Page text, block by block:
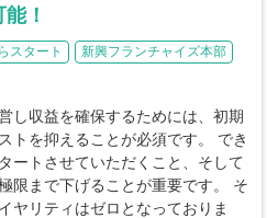
！
スタート
新興フランチャイズ本部
し収益を確保するためには、初期
トを抑えることが必須です。 でき
ートさせていただくこと、そして
限まで下げることが重要です。 そ
ヤリティはゼロとなっておりま